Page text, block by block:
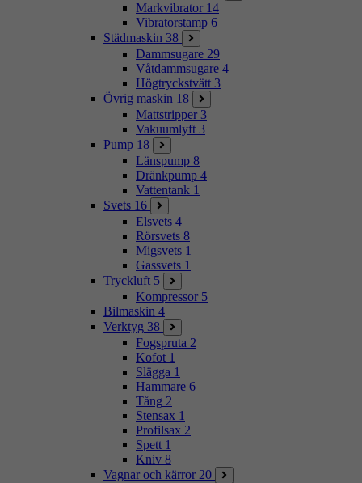
Markvibrator 14
Vibratorstamp 6
Städmaskin 38
Dammsugare 29
Våtdammsugare 4
Högtryckstvätt 3
Övrig maskin 18
Mattstripper 3
Vakuumlyft 3
Pump 18
Länspump 8
Dränkpump 4
Vattentank 1
Svets 16
Elsvets 4
Rörsvets 8
Migsvets 1
Gassvets 1
Tryckluft 5
Kompressor 5
Bilmaskin 4
Verktyg 38
Fogspruta 2
Kofot 1
Slägga 1
Hammare 6
Tång 2
Stensax 1
Profilsax 2
Spett 1
Kniv 8
Vagnar och kärror 20